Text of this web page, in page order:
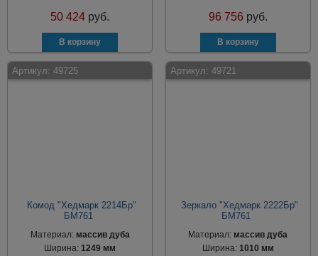
50 424 руб. 96 756 руб.
Артикул: 49725
Комод "Хедмарк 2214Бр"
БМ761
Материал: массив дуба
Ширина:1249 мм
Артикул: 49721
Зеркало "Хедмарк 2222Бр"
БМ761
Материал: массив дуба
Ширина: 1010 мм